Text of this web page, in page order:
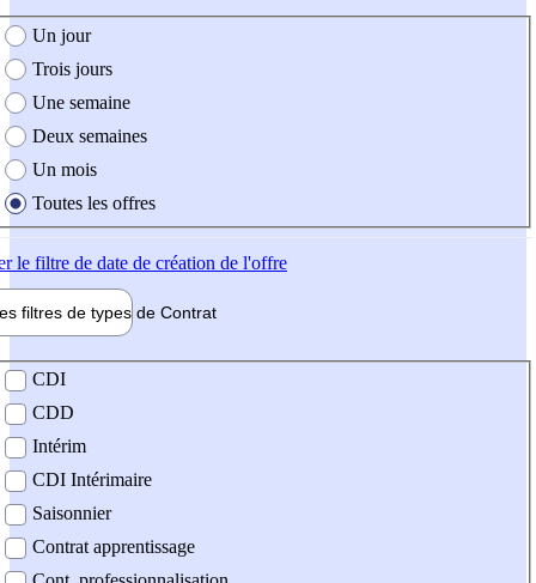
création de l'offre
Un jour
Trois jours
Une semaine
Deux semaines
Un mois
Toutes les offres
le filtre de date de création de l'offre
filtres de types de Contrat
contrat
CDI
CDD
Intérim
CDI Intérimaire
Saisonnier
Contrat apprentissage